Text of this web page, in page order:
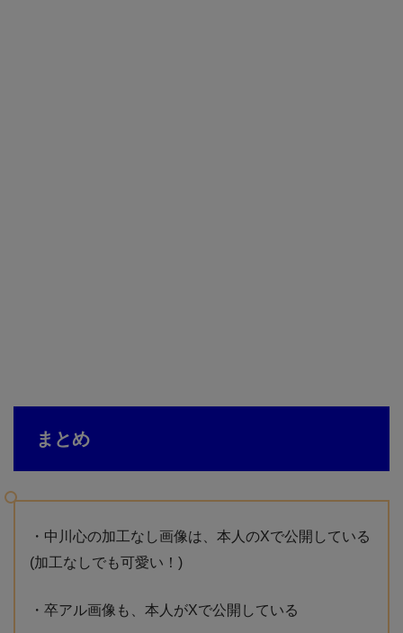
まとめ
・中川心の加工なし画像は、本人のXで公開している
(加工なしでも可愛い！)
・卒アル画像も、本人がXで公開している